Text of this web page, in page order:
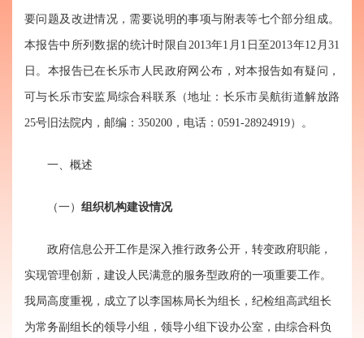
要问题及改进情况，需要说明的事项与附表等七个部分组成。
本报告中所列数据的统计时限自 2013年1 月 1 日至2013年12 月31
日。本报告已在长乐市人民政府网 公布，对本报告如有疑问，
可与长乐市安监局综合科联系（地址：长乐市吴航街道解放路
25号旧法院内，邮编： 350200 ，电话： 0591-28924919）。
一、概述
（一） 组织机构建设情况
政府信息公开工作是深入推行政务公开，转变政府职能，
实现管理创新，建设人民满意的服务型政府的一项重要工作。
我局高度重视，成立了以李国栋局长为组长，纪检组高武组长
为常务副组长的领导小组，领导小组下设办公室，由综合科负